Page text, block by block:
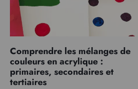
Comprendre les mélanges de
couleurs en acrylique :
primaires, secondaires et
tertiaires